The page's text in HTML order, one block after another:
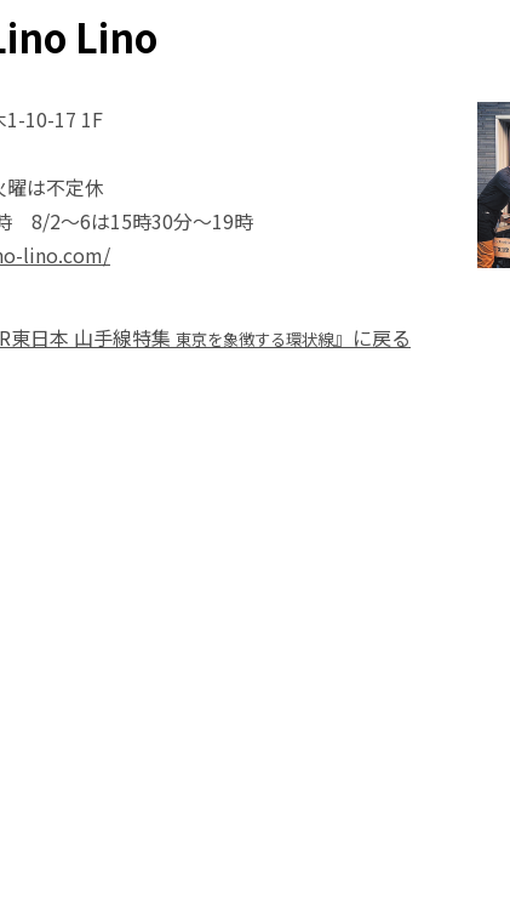
Lino
1-10-17 1F
曜は不定休
8/2～6は15時30分～19時
lino.com/
東日本 山手線特集 東京を象徴する環状線』に戻る